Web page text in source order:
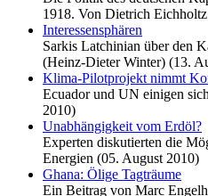
1918. Von Dietrich
Interessensphären
Sarkis Latchinian über den
(Heinz-Dieter Winter) (13.
Klima-Pilotprojekt nimmt
Ecuador und UN einigen
2010)
Unabhängigkeit vom Erdöl?
Experten diskutierten die
Energien (05. August 2010)
Ghana: Ölige Tagträume
Ein Beitrag von Marc